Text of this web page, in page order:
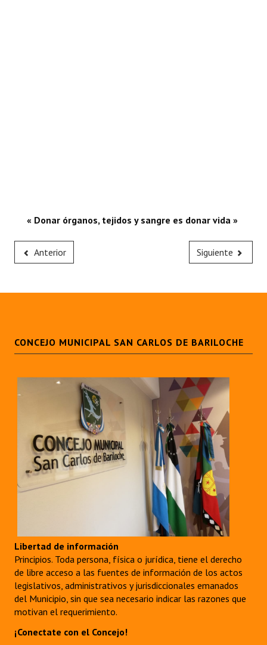
« Donar órganos, tejidos y sangre es donar vida »
Anterior Siguiente
CONCEJO MUNICIPAL SAN CARLOS DE BARILOCHE
Libertad de información
Principios. Toda persona, física o jurídica, tiene el derecho
de libre acceso a las fuentes de información de los actos
legislativos, administrativos y jurisdiccionales emanados
del Municipio, sin que sea necesario indicar las razones que
motivan el requerimiento.
¡Conectate con el Concejo!